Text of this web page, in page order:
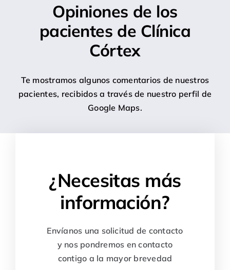
Opiniones de los
pacientes de Clínica
Córtex
Te mostramos algunos comentarios de nuestros
pacientes, recibidos a través de nuestro perfil de
Google Maps.
¿Necesitas más
información?
Envíanos una solicitud de contacto
y nos pondremos en contacto
contigo a la mayor brevedad